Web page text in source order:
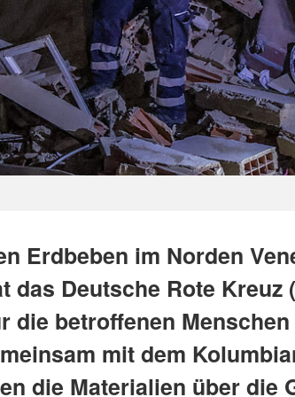
Erdbeben im Norden
das Deutsche Rote Kreuz
die betroffenen
mit dem
die Materialien über die